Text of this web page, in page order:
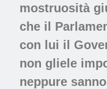
mostruosità
che il
con lui il
non gliele
neppure